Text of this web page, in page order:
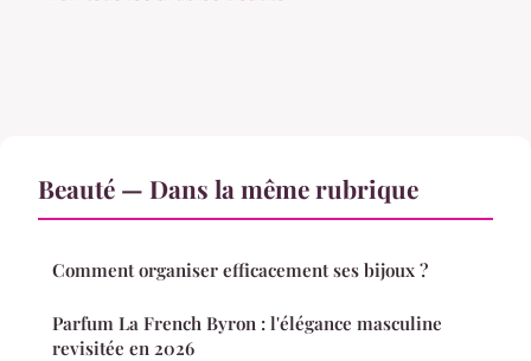
Beauté — Dans la même rubrique
Comment organiser efficacement ses bijoux ?
Parfum La French Byron : l'élégance masculine
revisitée en 2026